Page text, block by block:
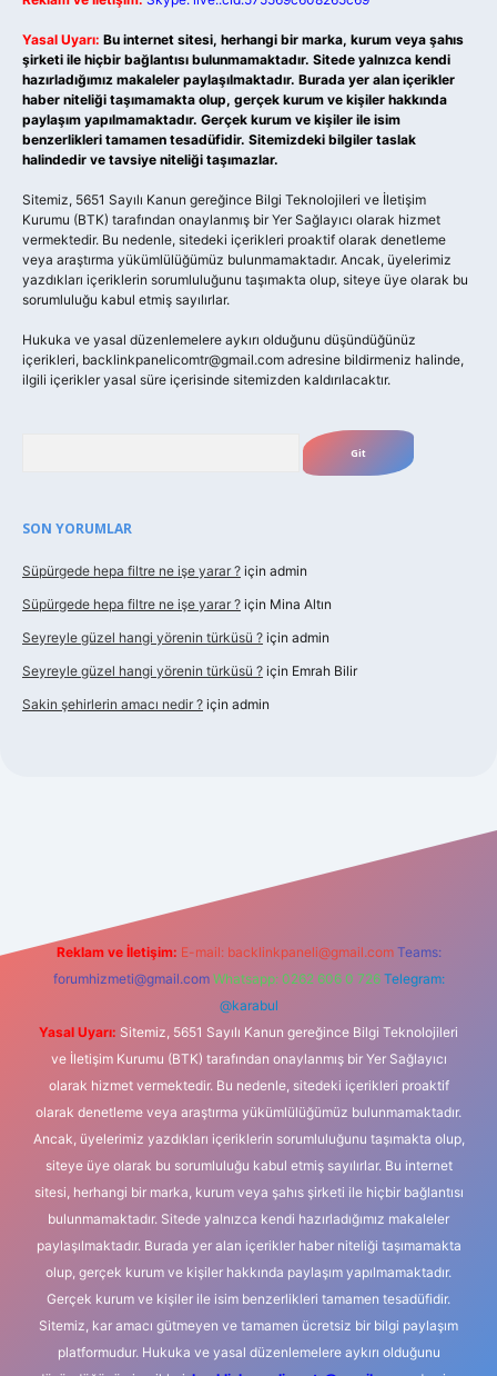
Yasal Uyarı: Bu internet sitesi, herhangi bir marka, kurum veya şahıs
şirketi ile hiçbir bağlantısı bulunmamaktadır. Sitede yalnızca kendi
hazırladığımız makaleler paylaşılmaktadır. Burada yer alan içerikler
haber niteliği taşımamakta olup, gerçek kurum ve kişiler hakkında
paylaşım yapılmamaktadır. Gerçek kurum ve kişiler ile isim
benzerlikleri tamamen tesadüfidir. Sitemizdeki bilgiler taslak
halindedir ve tavsiye niteliği taşımazlar.
Sitemiz, 5651 Sayılı Kanun gereğince Bilgi Teknolojileri ve İletişim
Kurumu (BTK) tarafından onaylanmış bir Yer Sağlayıcı olarak hizmet
vermektedir. Bu nedenle, sitedeki içerikleri proaktif olarak denetleme
veya araştırma yükümlülüğümüz bulunmamaktadır. Ancak, üyelerimiz
yazdıkları içeriklerin sorumluluğunu taşımakta olup, siteye üye olarak bu
sorumluluğu kabul etmiş sayılırlar.
Hukuka ve yasal düzenlemelere aykırı olduğunu düşündüğünüz
içerikleri, backlinkpanelicomtr@gmail.com adresine bildirmeniz halinde,
ilgili içerikler yasal süre içerisinde sitemizden kaldırılacaktır.
SON YORUMLAR
Süpürgede hepa filtre ne işe yarar ? için admin
Süpürgede hepa filtre ne işe yarar ? için Mina Altın
Seyreyle güzel hangi yörenin türküsü ? için admin
Seyreyle güzel hangi yörenin türküsü ? için Emrah Bilir
Sakin şehirlerin amacı nedir ? için admin
Reklam ve İletişim: E-mail: backlinkpaneli@gmail.com Teams:
forumhizmeti@gmail.com Whatsapp: 0262 606 0 726 Telegram:
@karabul
Yasal Uyarı: Sitemiz, 5651 Sayılı Kanun gereğince Bilgi Teknolojileri
ve İletişim Kurumu (BTK) tarafından onaylanmış bir Yer Sağlayıcı
olarak hizmet vermektedir. Bu nedenle, sitedeki içerikleri proaktif
olarak denetleme veya araştırma yükümlülüğümüz bulunmamaktadır.
Ancak, üyelerimiz yazdıkları içeriklerin sorumluluğunu taşımakta olup,
siteye üye olarak bu sorumluluğu kabul etmiş sayılırlar. Bu internet
sitesi, herhangi bir marka, kurum veya şahıs şirketi ile hiçbir bağlantısı
bulunmamaktadır. Sitede yalnızca kendi hazırladığımız makaleler
paylaşılmaktadır. Burada yer alan içerikler haber niteliği taşımamakta
olup, gerçek kurum ve kişiler hakkında paylaşım yapılmamaktadır.
Gerçek kurum ve kişiler ile isim benzerlikleri tamamen tesadüfidir.
Sitemiz, kar amacı gütmeyen ve tamamen ücretsiz bir bilgi paylaşım
platformudur. Hukuka ve yasal düzenlemelere aykırı olduğunu